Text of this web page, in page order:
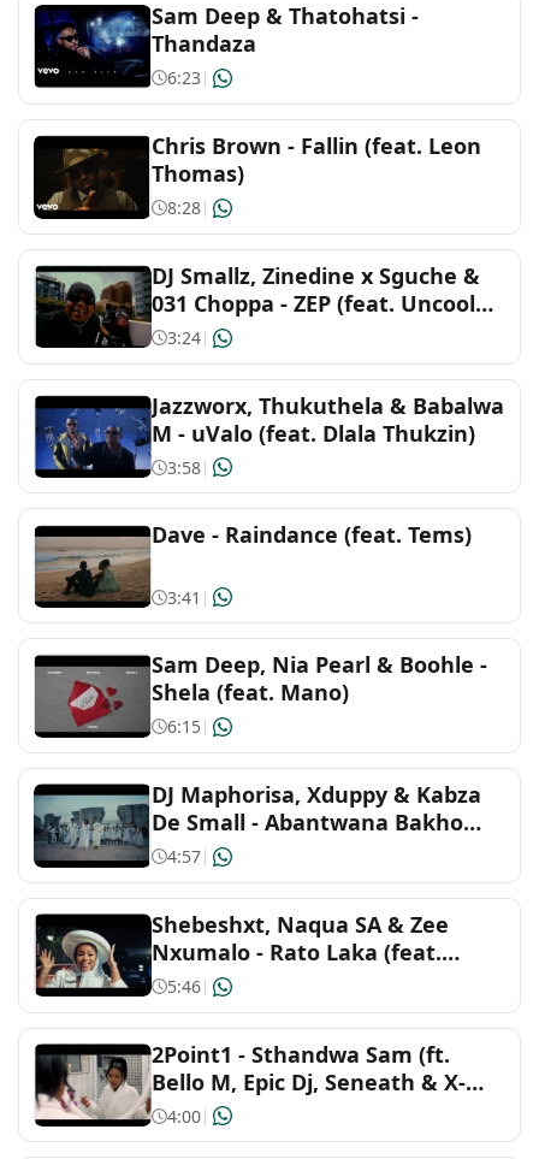
Country and Americana
Dance and electronic
Decades
Family
Folk and acoustic
Hip-hop
Indonesian
J-Pop
Latin
Malaysian
Mandopop & Cantopop
Metal
Pop
Reggae and caribbean
Soundtracks and musicals
Thai
Sam Deep & Thatohatsi -
Thandaza
6:23 |
Chris Brown - Fallin (feat. Leon
Thomas)
8:28|
DJ Smallz, Zinedine x Sguche &
031 Choppa - ZEP (feat. Uncool
MC)
3:24|
Jazzworx, Thukuthela & Babalwa
M - uValo (feat. Dlala Thukzin)
3:58|
Dave - Raindance (feat. Tems)
3:41 |
Sam Deep, Nia Pearl & Boohle -
Shela (feat. Mano)
6:15|
DJ Maphorisa, Xduppy & Kabza
De Small - Abantwana Bakho
(feat. Thatohatsi, Young Stunna
& Nkosazana Daughter)
4:57|
Shebeshxt, Naqua SA & Zee
Nxumalo - Rato Laka (feat.
Slidoo Man)
5:46|
2Point1 - Sthandwa Sam (ft.
Bello M, Epic Dj, Seneath & X-
Morizo) Official Music Video
4:00|